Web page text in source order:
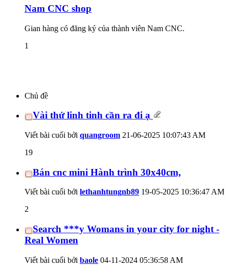
Nam CNC shop
Gian hàng có đăng ký của thành viên Nam CNC.
1
Chủ đề
Vài thứ linh tinh cần ra đi ạ
Viết bài cuối bởi quangroom 21-06-2025 10:07:43 AM
19
Bán cnc mini Hành trình 30x40cm,
Viết bài cuối bởi lethanhtungnb89 19-05-2025 10:36:47 AM
2
Search ***y Womans in your city for night -
Real Women
Viết bài cuối bởi baole 04-11-2024 05:36:58 AM